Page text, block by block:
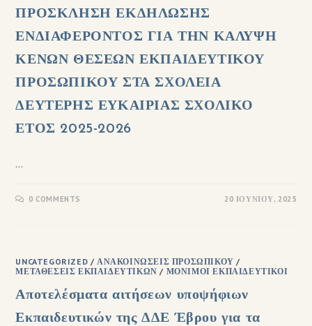
ΠΡΟΣΚΛΗΣΗ ΕΚΔΗΛΩΣΗΣ
ΕΝΔΙΑΦΕΡΟΝΤΟΣ ΓΙΑ ΤΗΝ ΚΑΛΥΨΗ
ΚΕΝΩΝ ΘΕΣΕΩΝ ΕΚΠΑΙΔΕΥΤΙΚΟΥ
ΠΡΟΣΩΠΙΚΟΥ ΣΤΑ ΣΧΟΛΕΙΑ
ΔΕΥΤΕΡΗΣ ΕΥΚΑΙΡΙΑΣ ΣΧΟΛΙΚΟ
ΕΤΟΣ 2025-2026
…
0 COMMENTS 20 ΙΟΥΝΊΟΥ, 2025
UNCATEGORIZED /ΑΝΑΚΟΙΝΏΣΕΙΣ ΠΡΟΣΩΠΙΚΟΎ /
ΜΕΤΑΘΈΣΕΙΣ ΕΚΠΑΙΔΕΥΤΙΚΏΝ / ΜΌΝΙΜΟΙ ΕΚΠΑΙΔΕΥΤΙΚΟΊ
Αποτελέσματα αιτήσεων υποψήφιων
Εκπαιδευτικών της ΔΔΕ Έβρου για τα